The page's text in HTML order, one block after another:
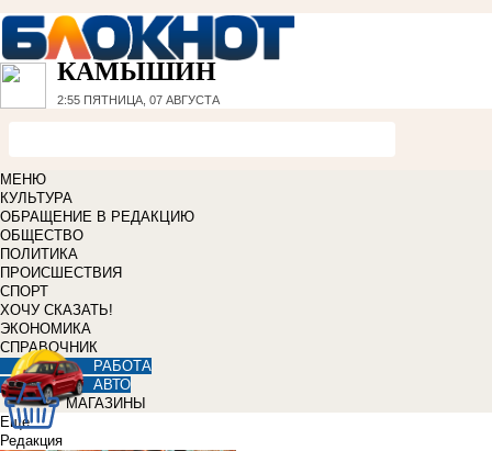
КАМЫШИН
2:55 ПЯТНИЦА, 07 АВГУСТА
МЕНЮ
КУЛЬТУРА
ОБРАЩЕНИЕ В РЕДАКЦИЮ
ОБЩЕСТВО
ПОЛИТИКА
ПРОИСШЕСТВИЯ
СПОРТ
ХОЧУ СКАЗАТЬ!
ЭКОНОМИКА
СПРАВОЧНИК
РАБОТА
АВТО
МАГАЗИНЫ
Еще
Редакция